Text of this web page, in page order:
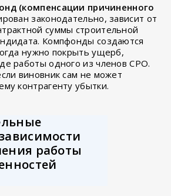
(компенсации причиненного
законодательно, зависит от
суммы строительной
Компфонды создаются
нужно покрыть ущерб,
работы одного из членов СРО.
виновник сам не может
контрагенту убытки.
работы